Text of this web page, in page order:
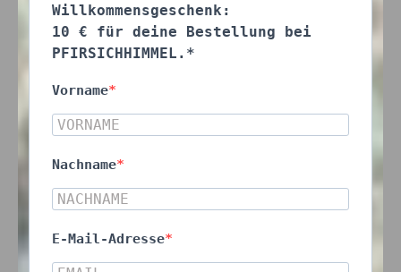
Willkommensgeschenk:
10 € für deine Bestellung bei
PFIRSICHHIMMEL.*
Vorname
Nachname
E-Mail-Adresse